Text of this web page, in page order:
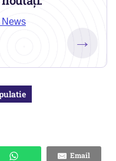
News
→
Email